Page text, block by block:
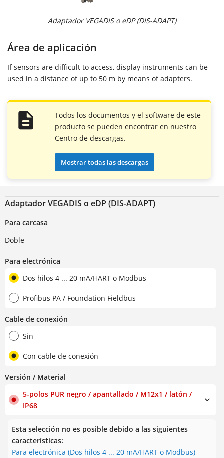
Adaptador VEGADIS o eDP (DIS-ADAPT)
Área de aplicación
If sensors are difficult to access, display instruments can be
used in a distance of up to 50 m by means of adapters.
Todos los documentos y el software de este
producto se pueden encontrar en nuestro
Centro de descargas.
Mostrar todas las descargas
Adaptador VEGADIS o eDP (DIS-ADAPT)
Para carcasa
Doble
Para electrónica
Dos hilos 4 ... 20 mA/HART o Modbus
Profibus PA / Foundation Fieldbus
Cable de conexión
Sin
Con cable de conexión
Versión / Material
5-polos PUR negro / apantallado / M12x1 / latón /
IP68
Esta selección no es posible debido a las siguientes
características:
Para electrónica (Dos hilos 4 ... 20 mA/HART o Modbus)